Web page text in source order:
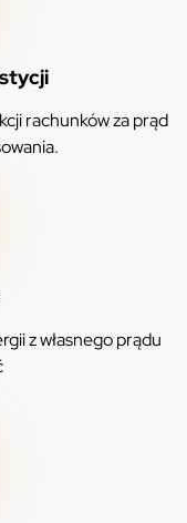
rachunków za prąd
z własnego prądu